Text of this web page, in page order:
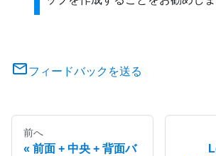
フィードバックを送る
前へ
前面 + 中央 + 背面バ